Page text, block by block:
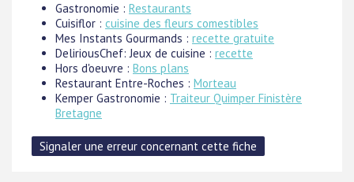
Gastronomie : Restaurants
Cuisiflor : cuisine des fleurs comestibles
Mes Instants Gourmands : recette gratuite
DeliriousChef: Jeux de cuisine : recette
Hors d'oeuvre : Bons plans
Restaurant Entre-Roches : Morteau
Kemper Gastronomie : Traiteur Quimper Finistère
Bretagne